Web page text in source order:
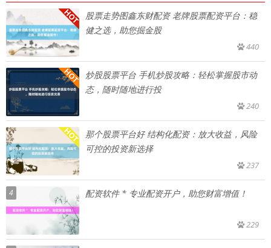
股票走势图鑫东财配资 老牌股票配资平台：稳
健之选，助您掘金股
440
炒股股票平台 手机炒股攻略：轻松掌握股市动
态，随时随地进行投
240
那个股票平台好 结构化配资：放大收益，风险
可控的投资新选择
237
4 配资软件 * 专业配资开户，助您财富增值！
229